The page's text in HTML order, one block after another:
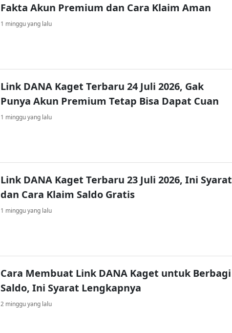
Fakta Akun Premium dan Cara Klaim Aman
1 minggu yang lalu
Link DANA Kaget Terbaru 24 Juli 2026, Gak
Punya Akun Premium Tetap Bisa Dapat Cuan
1 minggu yang lalu
Link DANA Kaget Terbaru 23 Juli 2026, Ini Syarat
dan Cara Klaim Saldo Gratis
1 minggu yang lalu
Cara Membuat Link DANA Kaget untuk Berbagi
Saldo, Ini Syarat Lengkapnya
2 minggu yang lalu